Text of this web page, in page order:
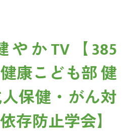
やかTV【385
康こども部 健
保健・がん対
存防止学会】